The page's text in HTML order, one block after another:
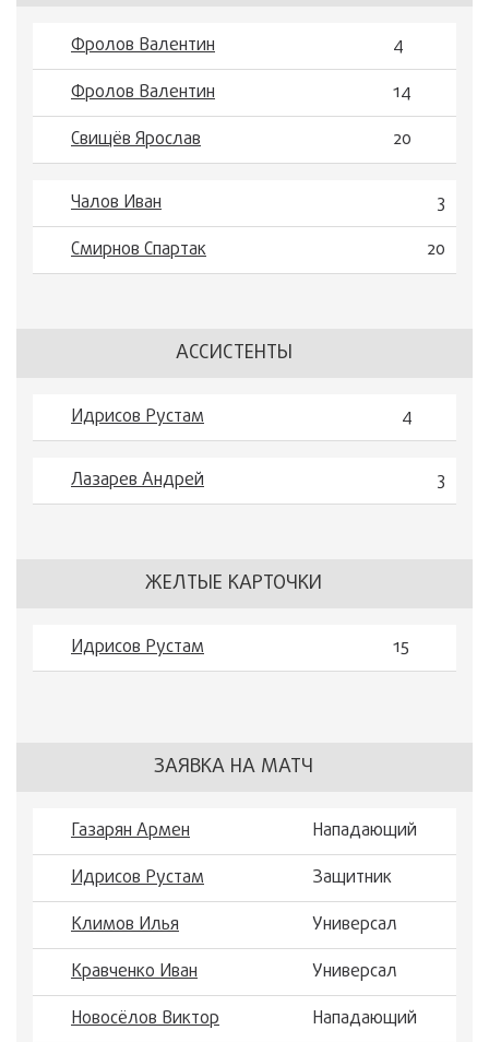
Фролов Валентин
4
Фролов Валентин
14
Свищёв Ярослав
20
Чалов Иван
3
Смирнов Спартак
20
АССИСТЕНТЫ
Идрисов Рустам 4
Лазарев Андрей 3
ЖЕЛТЫЕ КАРТОЧКИ
Идрисов Рустам 15
ЗАЯВКА НА МАТЧ
Газарян Армен
Нападающий
Идрисов Рустам
Защитник
Климов Илья
Универсал
Кравченко Иван
Универсал
Новосёлов Виктор
Нападающий